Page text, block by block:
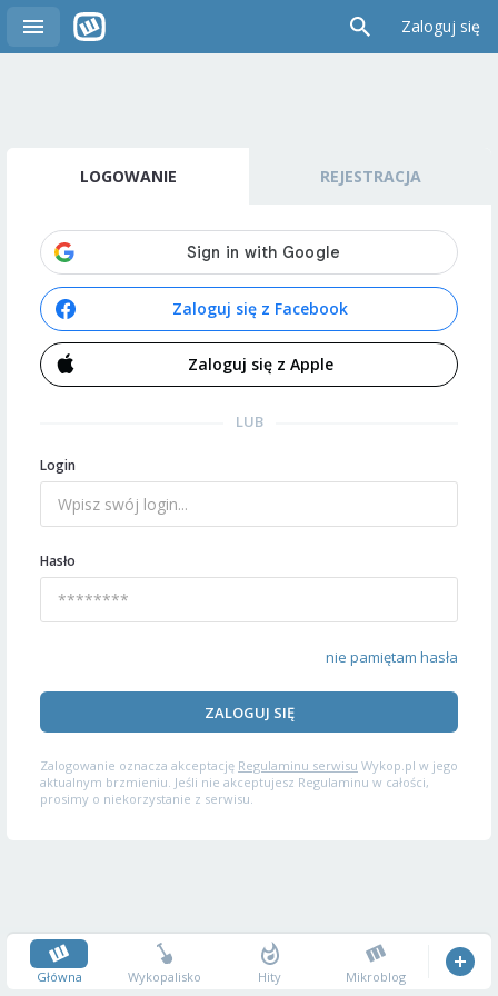
Zaloguj się
LOGOWANIE REJESTRACJA
Zaloguj się z Facebook
Zaloguj się z Apple
LUB
Login
Hasło
nie pamiętam hasła
ZALOGUJ SIĘ
Zalogowanie oznacza akceptację Regulaminu serwisu Wykop.pl w jego
aktualnym brzmieniu. Jeśli nie akceptujesz Regulaminu w całości,
prosimy o niekorzystanie z serwisu.
Główna Wykopalisko Hity Mikroblog